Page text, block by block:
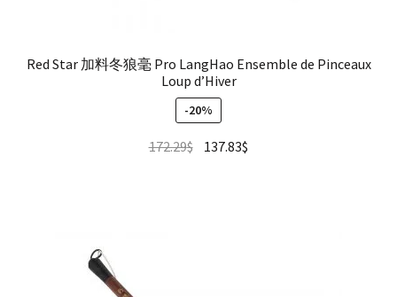
Red Star 加料冬狼毫 Pro LangHao Ensemble de Pinceaux
Loup d’Hiver
-20%
172.29$ 137.83$